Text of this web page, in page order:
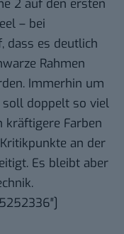
2 auf den ersten
– bei
dass es deutlich
Rahmen
Immerhin um
soll doppelt so viel
kräftigere Farben
an der
Es bleibt aber